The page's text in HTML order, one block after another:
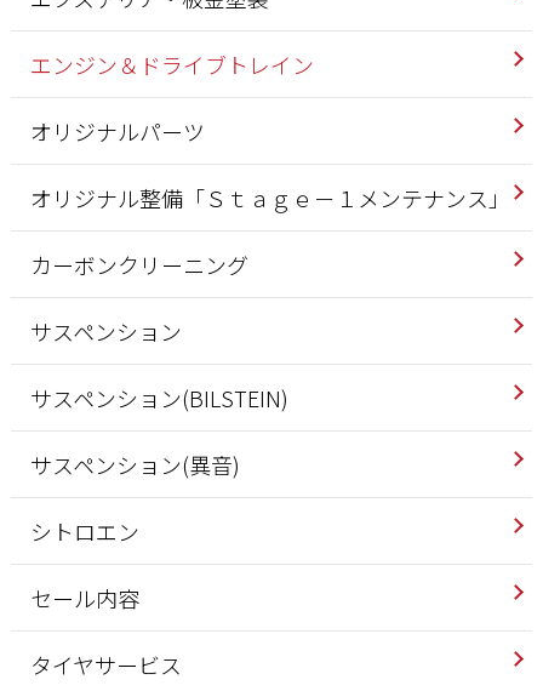
エンジン＆ドライブトレイン
オリジナルパーツ
オリジナル整備「Ｓｔａｇｅ－１メンテナンス」
カーボンクリーニング
サスペンション
サスペンション(BILSTEIN)
サスペンション(異音)
シトロエン
セール内容
タイヤサービス